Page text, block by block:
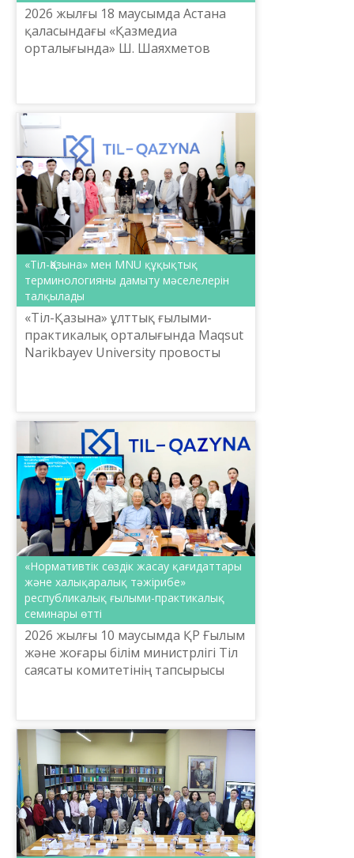
2026 жылғы 18 маусымда Астана
қаласындағы «Қазмедиа
орталығында» Ш. Шаяхметов
«Көпшілік алдында сөй...
«Тіл-Қазына» мен MNU құқықтық
терминологияны дамыту мәселелерін
талқылады
«Тіл-Қазына» ұлттық ғылыми-
практикалық орталығында Maqsut
Narikbayev University провосты
интел...
«Нормативтік сөздік жасау қағидаттары
және халықаралық тәжірибе»
республикалық ғылыми-практикалық
семинары өтті
2026 жылғы 10 маусымда ҚР Ғылым
және жоғары білім министрлігі Тіл
саясаты комитетінің тапсырысы